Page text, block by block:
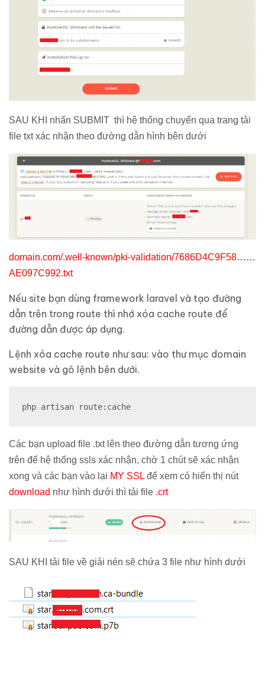
SAU KHI nhấn SUBMIT thì hệ thống chuyển qua trang tải
file txt xác nhận theo đường dẫn hình bên dưới
domain.com/.well-known/pki-validation/7686D4C9F58……
AE097C992.txt
Nếu site bạn dùng framework laravel và tạo đường
dẫn trên trong route thì nhớ xóa cache route để
đường dẫn được áp dụng.
Lệnh xóa cache route như sau: vào thư mục domain
website và gõ lệnh bên dưới.
php artisan route:cache
Các bạn upload file .txt lên theo đường dẫn tương ứng
trên để hệ thống ssls xác nhận, chờ 1 chút sẽ xác nhận
xong và các bạn vào lại MY SSL để xem có hiển thị nút
download như hình dưới thì tải file .crt
SAU KHI tải file về giải nén sẽ chứa 3 file như hình dưới